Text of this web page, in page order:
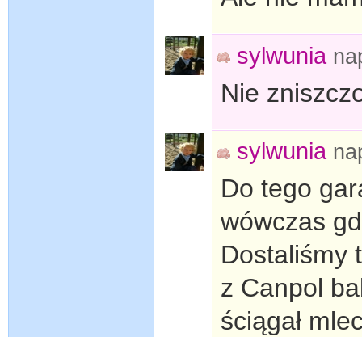
sylwunia
Nie
sylwunia
Do tego
wówczas
Dostaliśmy
z Canpol
ściągał